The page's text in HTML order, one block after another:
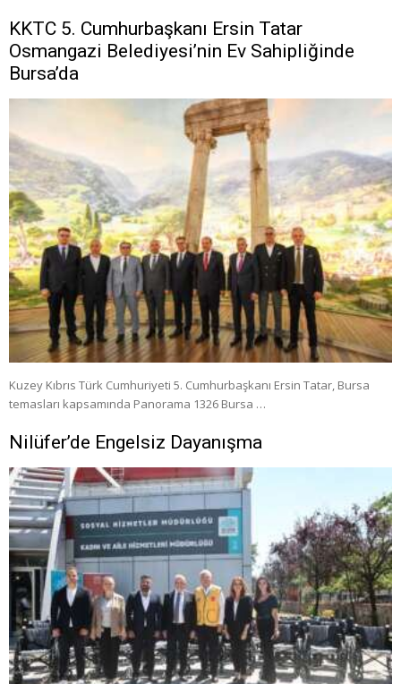
KKTC 5. Cumhurbaşkanı Ersin Tatar
Osmangazi Belediyesi’nin Ev Sahipliğinde
Bursa’da
Kuzey Kıbrıs Türk Cumhuriyeti 5. Cumhurbaşkanı Ersin Tatar, Bursa
temasları kapsamında Panorama 1326 Bursa …
Nilüfer’de Engelsiz Dayanışma